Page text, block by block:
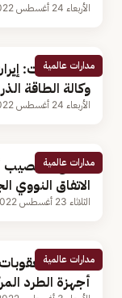
الأربعاء 24 أغسطس 2022
مدارات عالمية
وول ستريت:
وكالة الطاقة
الأربعاء 24 أغسطس 2022
مدارات عالمية
يسمح بتخصيب
الاتفاق النووي
الثلاثاء 23 أغسطس 2022
مدارات عالمية
ردًا على
أجهزة الطرد